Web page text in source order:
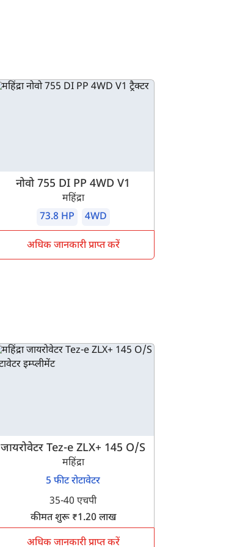
नोवो 755 DI PP 4WD V1
महिंद्रा
73.8 HP
4WD
अधिक जानकारी प्राप्त करें
जायरोवेटर Tez-e ZLX+ 145 O/S
महिंद्रा
5 फीट रोटावेटर
35-40 एचपी
कीमत शुरू ₹1.20 लाख
अधिक जानकारी प्राप्त करें